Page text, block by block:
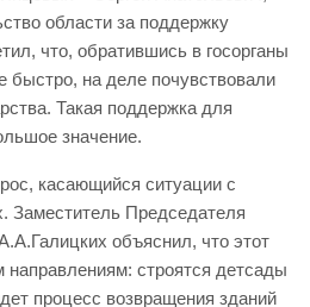
области за поддержку
что, обратившись в госорганы
на деле почувствовали
Такая поддержка для
значение.
касающийся ситуации с
Заместитель Председателя
объяснил, что этот
направлениям: строятся детсады
процесс возвращения зданий